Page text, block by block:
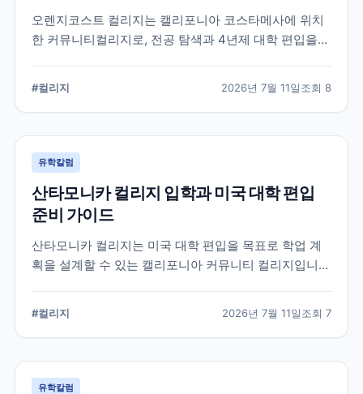
오렌지코스트 컬리지는 캘리포니아 코스타메사에 위치
한 커뮤니티컬리지로, 전공 탐색과 4년제 대학 편입을
#컬리지 2026년 7월 11일조회 8
유학칼럼
산타모니카 컬리지 입학과 미국 대학 편입
준비 가이드
산타모니카 컬리지는 미국 대학 편입을 목표로 학업 계
획을 설계할 수 있는 캘리포니아 커뮤니티 컬리지입니
#컬리지 2026년 7월 11일조회 7
유학칼럼